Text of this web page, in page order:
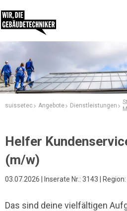
suissetec Angebote Dienstleistungen
Helfer
(m/w)
03.07.2026 | Inserate Nr.: 3143 |
Das sind deine vielfältigen